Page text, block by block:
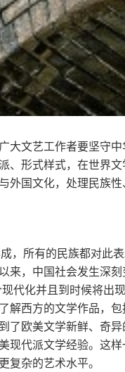
文艺工作者要坚守
形式样式，在世界
国文化，处理民族
，所有的民族都对此
，中国社会发生深
代化并且到时候将出
西方的文学作品，
欧美文学新鲜、奇
代派文学经验。这
杂的艺术水平。